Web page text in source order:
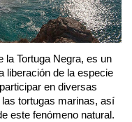
la Tortuga Negra, es un
liberación de la especie
en diversas
tortugas marinas, así
este fenómeno natural.